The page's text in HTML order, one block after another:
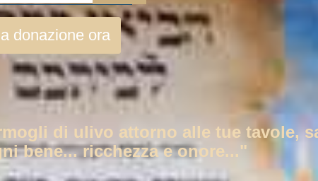
donazione ora
di ulivo attorno alle tue tavole,
bene... ricchezza e onore..."